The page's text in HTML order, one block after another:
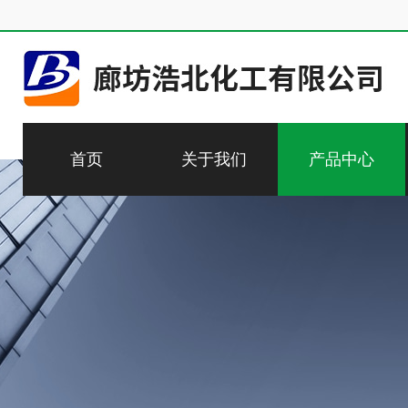
首页 关于我们 产品中心